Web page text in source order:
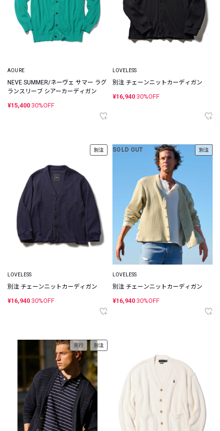
AOURE
NEVE SUMMER/ネーヴェ サマー ラグ
ランスリーブ シアーカーディガン
¥15,400 30%OFF
LOVELESS
別注 チェーンニットカーディガン
¥16,940 30%OFF
別注
LOVELESS
別注 チェーンニットカーディガン
¥16,940 30%OFF
SOLD OUT 別注
LOVELESS
別注 チェーンニットカーディガン
¥16,940 30%OFF
先行 別注